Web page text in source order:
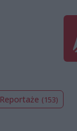
Reportaże (153)